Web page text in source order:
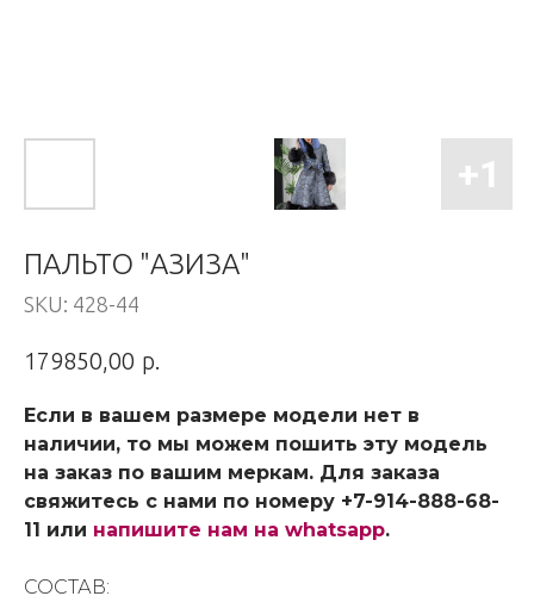
ПАЛЬТО "АЗИЗА"
SKU: 428-44
179850,00 р.
Если в вашем размере модели нет в
наличии, то мы можем пошить эту модель
на заказ по вашим меркам. Для заказа
свяжитесь с нами по номеру +7-914-888-68-
11 или напишите нам на whatsapp.
СОСТАВ: